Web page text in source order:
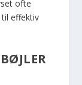
ofte
til effektiv